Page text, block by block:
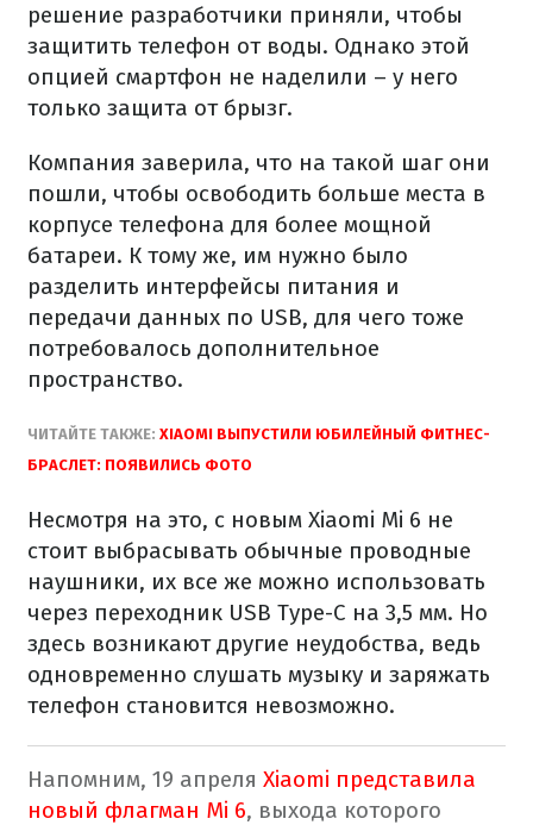
решение разработчики приняли, чтобы
защитить телефон от воды. Однако этой
опцией смартфон не наделили – у него
только защита от брызг.
Компания заверила, что на такой шаг они
пошли, чтобы освободить больше места в
корпусе телефона для более мощной
батареи. К тому же, им нужно было
разделить интерфейсы питания и
передачи данных по USB, для чего тоже
потребовалось дополнительное
пространство.
ЧИТАЙТЕ ТАКЖЕ: XIAOMI ВЫПУСТИЛИ ЮБИЛЕЙНЫЙ ФИТНЕС-
БРАСЛЕТ: ПОЯВИЛИСЬ ФОТО
Несмотря на это, с новым Xiaomi Mi 6 не
стоит выбрасывать обычные проводные
наушники, их все же можно использовать
через переходник USB Type-C на 3,5 мм. Но
здесь возникают другие неудобства, ведь
одновременно слушать музыку и заряжать
телефон становится невозможно.
Напомним, 19 апреля Xiaomi представила
новый флагман Mi 6, выхода которого